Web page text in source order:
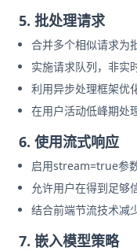
5. 批处理请求
合并多个相似请求为
实施请求队列，非实
利用异步处理框架优
在用户活动低峰期处
6. 使用流式响应
启用stream=true参
允许用户在得到足够
结合前端节流技术减
7. 嵌入模型策略